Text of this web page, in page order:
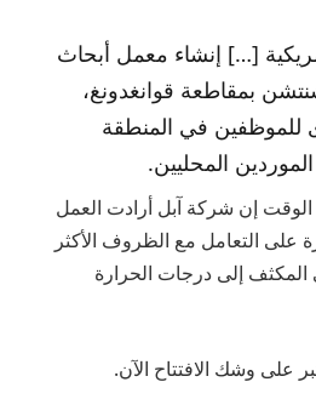
[…] إنشاء معمل أبحاث
بمقاطعة قوانغدونغ،
للموظفين في المنطقة
المحليين.
إن شركة آبل أرادت العمل
على التعامل مع الظروف الأكثر
إلى درجات الحرارة
على وشك الافتتاح الآن.